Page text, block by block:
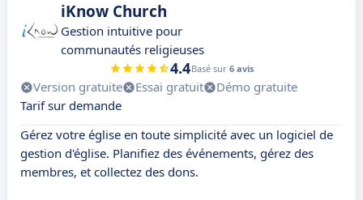
iKnow Church
Gestion intuitive pour
communautés religieuses
4.4Basé sur 6 avis
Version gratuite Essai gratuit
Démo gratuite
Tarif sur demande
Gérez votre église en toute simplicité avec un logiciel de
gestion d'église. Planifiez des événements, gérez des
membres, et collectez des dons.